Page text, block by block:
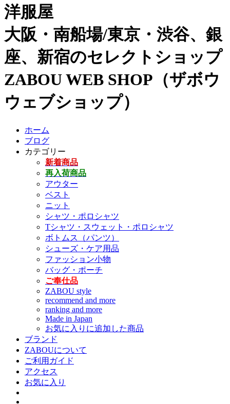
洋服屋
大阪・南船場/東京・渋谷、銀
座、新宿のセレクトショップ
ZABOU WEB SHOP（ザボウ
ウェブショップ）
ホーム
ブログ
カテゴリー
新着商品
再入荷商品
アウター
ベスト
ニット
シャツ・ポロシャツ
Tシャツ・スウェット・ポロシャツ
ボトムス（パンツ）
シューズ・ケア用品
ファッション小物
バッグ・ポーチ
ご奉仕品
ZABOU style
recommend and more
ranking and more
Made in Japan
お気に入りに追加した商品
ブランド
ZABOUについて
ご利用ガイド
アクセス
お気に入り